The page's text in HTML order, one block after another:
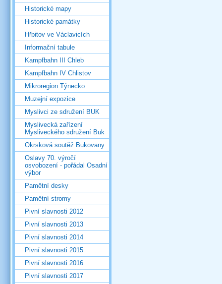
Historické mapy
Historické památky
Hřbitov ve Václavicích
Informační tabule
Kampfbahn III Chleb
Kampfbahn IV Chlistov
Mikroregion Týnecko
Muzejní expozice
Myslivci ze sdružení BUK
Myslivecká zařízení
Mysliveckého sdružení Buk
Okrsková soutěž Bukovany
Oslavy 70. výročí
osvobození - pořádal Osadní
výbor
Pamětní desky
Pamětní stromy
Pivní slavnosti 2012
Pivní slavnosti 2013
Pivní slavnosti 2014
Pivní slavnosti 2015
Pivní slavnosti 2016
Pivní slavnosti 2017